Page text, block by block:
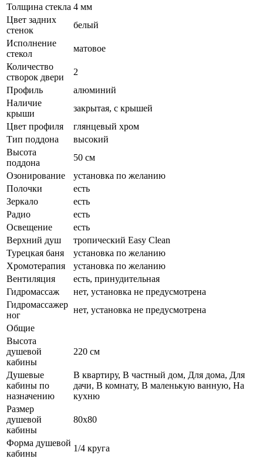
Толщина стекла 4 мм
Цвет задних
стенок
белый
Исполнение
стекол
матовое
Количество
створок двери
2
Профиль
алюминий
Наличие
крыши
закрытая, с крышей
Цвет профиля
глянцевый хром
Тип поддона
высокий
Высота
поддона
50 см
Озонирование
установка по желанию
Полочки
есть
Зеркало
есть
Радио
есть
Освещение
есть
Верхний душ
тропический Easy Clean
Турецкая баня
установка по желанию
Хромотерапия
установка по желанию
Вентиляция
есть, принудительная
Гидромассаж
нет, установка не предусмотрена
Гидромассажер
ног
нет, установка не предусмотрена
Общие
Высота
душевой
кабины
220 см
Душевые
кабины по
назначению
В квартиру, В частный дом, Для дома, Для
дачи, В комнату, В маленькую ванную, На
кухню
Размер
душевой
кабины
80х80
Форма душевой
кабины
1/4 круга